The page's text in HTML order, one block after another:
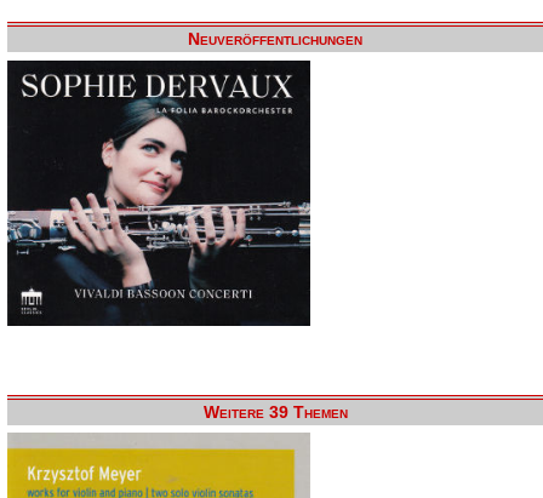
Neuveröffentlichungen
Weitere 39 Themen